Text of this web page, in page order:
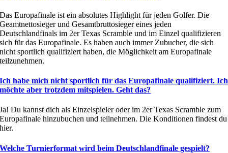
Das Europafinale ist ein absolutes Highlight für jeden Golfer. Die
Geamtnettosieger und Gesamtbruttosieger eines jeden
Deutschlandfinals im 2er Texas Scramble und im Einzel qualifizieren
sich für das Europafinale. Es haben auch immer Zubucher, die sich
nicht sportlich qualifiziert haben, die Möglichkeit am Europafinale
teilzunehmen.
Ich habe mich nicht sportlich für das Europafinale qualifiziert. Ich
möchte aber trotzdem mitspielen. Geht das?
Ja! Du kannst dich als Einzelspieler oder im 2er Texas Scramble zum
Europafinale hinzubuchen und teilnehmen. Die Konditionen findest du
hier.
Welche Turnierformat wird beim Deutschlandfinale gespielt?